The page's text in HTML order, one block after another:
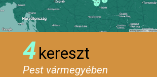
4kereszt
Pest vármegyében